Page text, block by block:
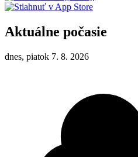
Aktuálne počasie
dnes, piatok 7. 8. 2026